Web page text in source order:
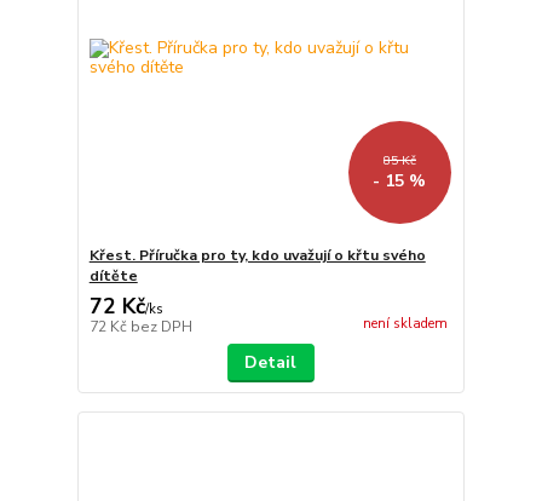
85 Kč
- 15 %
Křest. Příručka pro ty, kdo uvažují o křtu svého
dítěte
72 Kč/ks
72 Kč bez DPH není skladem
Detail